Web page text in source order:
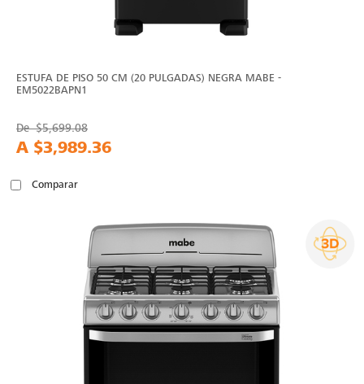
ESTUFA DE PISO 50 CM (20 PULGADAS) NEGRA MABE -
EM5022BAPN1
De$5,699.08
A $3,989.36
Comparar